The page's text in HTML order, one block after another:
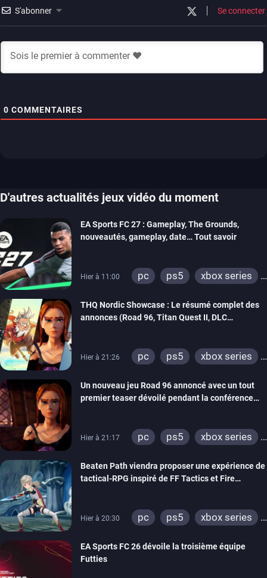
S'abonner Se connecter
0 COMMENTAIRES
D'autres actualités jeux vidéo du moment
EA Sports FC 27 : Gameplay, The Grounds,
nouveautés, gameplay, date… Tout savoir
Hier à 11:00 pc ps5
xbox series
THQ Nordic Showcase : Le résumé complet des
annonces (Road 96, Titan Quest II, DLC
Hier à 21:26 pc ps5
xbox series
xbox one
switch 2
Un nouveau jeu Road 96 annoncé avec un tout
premier teaser dévoilé pendant la conférence
Hier à 21:17 pc ps5
xbox series
xbox one
Beaten Path viendra proposer une expérience de
tactical-RPG inspiré de FF Tactics et Fire
Hier à 20:30 pc ps5
xbox series
EA Sports FC 26 dévoile la troisième équipe
Futties